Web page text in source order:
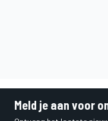
Meld je aan voor